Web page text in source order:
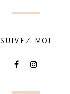
SUIVEZ-MOI